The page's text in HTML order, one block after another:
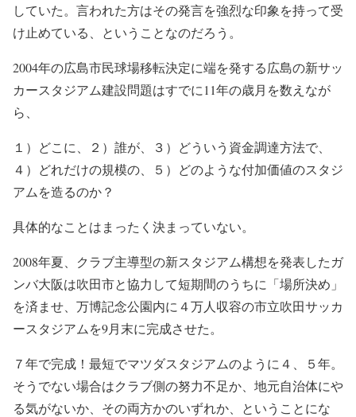
していた。言われた方はその発言を強烈な印象を持って受
け止めている、ということなのだろう。
2004年の広島市民球場移転決定に端を発する広島の新サッ
カースタジアム建設問題はすでに11年の歳月を数えなが
ら、
１）どこに、２）誰が、３）どういう資金調達方法で、
４）どれだけの規模の、５）どのような付加価値のスタジ
アムを造るのか？
具体的なことはまったく決まっていない。
2008年夏、クラブ主導型の新スタジアム構想を発表したガ
ンバ大阪は吹田市と協力して短期間のうちに「場所決め」
を済ませ、万博記念公園内に４万人収容の市立吹田サッカ
ースタジアムを9月末に完成させた。
７年で完成！最短でマツダスタジアムのように４、５年。
そうでない場合はクラブ側の努力不足か、地元自治体にや
る気がないか、その両方かのいずれか、ということにな